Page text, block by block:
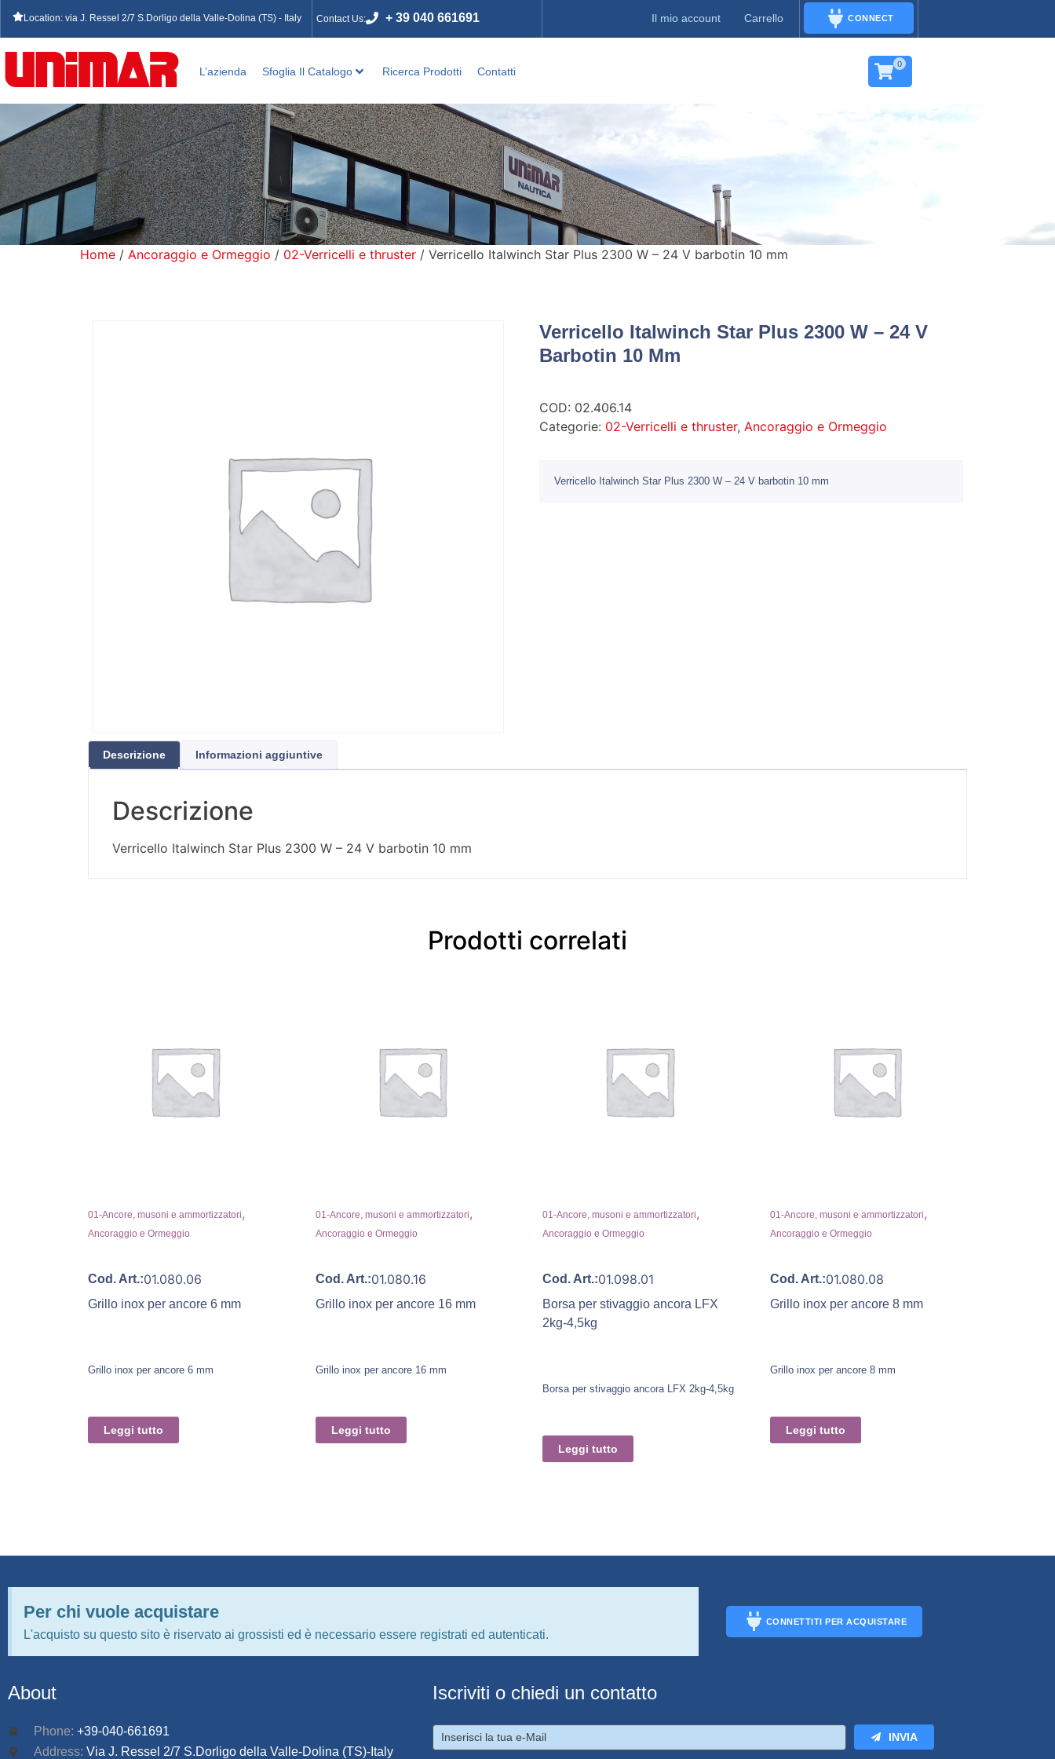
Location: via J. Ressel 2/7 S.Dorligo della Valle-Dolina (TS) - Italy Contact Us: + 39 040 661691 Il mio account Carrello CONNECT
L’azienda Sfoglia Il Catalogo Ricerca Prodotti Contatti
0
Home / Ancoraggio e Ormeggio / 02-Verricelli e thruster / Verricello Italwinch Star Plus 2300 W – 24 V barbotin 10 mm
Verricello Italwinch Star Plus 2300 W – 24 V
Barbotin 10 Mm
COD: 02.406.14
Categorie: 02-Verricelli e thruster, Ancoraggio e Ormeggio
Verricello Italwinch Star Plus 2300 W – 24 V barbotin 10 mm
Descrizione Informazioni aggiuntive
Descrizione
Verricello Italwinch Star Plus 2300 W – 24 V barbotin 10 mm
Prodotti correlati
01-Ancore, musoni e ammortizzatori,
Ancoraggio e Ormeggio
Cod. Art.:01.080.06
Grillo inox per ancore 6 mm
Grillo inox per ancore 6 mm
Leggi tutto
01-Ancore, musoni e ammortizzatori,
Ancoraggio e Ormeggio
Cod. Art.:01.080.16
Grillo inox per ancore 16 mm
Grillo inox per ancore 16 mm
Leggi tutto
01-Ancore, musoni e ammortizzatori,
Ancoraggio e Ormeggio
Cod. Art.:01.098.01
Borsa per stivaggio ancora LFX
2kg-4,5kg
Borsa per stivaggio ancora LFX 2kg-4,5kg
Leggi tutto
01-Ancore, musoni e ammortizzatori,
Ancoraggio e Ormeggio
Cod. Art.:01.080.08
Grillo inox per ancore 8 mm
Grillo inox per ancore 8 mm
Leggi tutto
Per chi vuole acquistare
L'acquisto su questo sito è riservato ai grossisti ed è necessario essere registrati ed autenticati.
CONNETTITI PER ACQUISTARE
About
Phone: +39-040-661691
Address: Via J. Ressel 2/7 S.Dorligo della Valle-Dolina (TS)-Italy
Iscriviti o chiedi un contatto
INVIA